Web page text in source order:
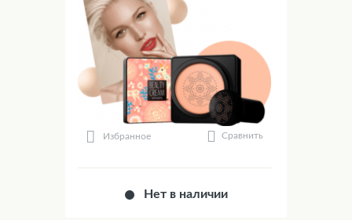
Избранное Сравнить
Нет в наличии